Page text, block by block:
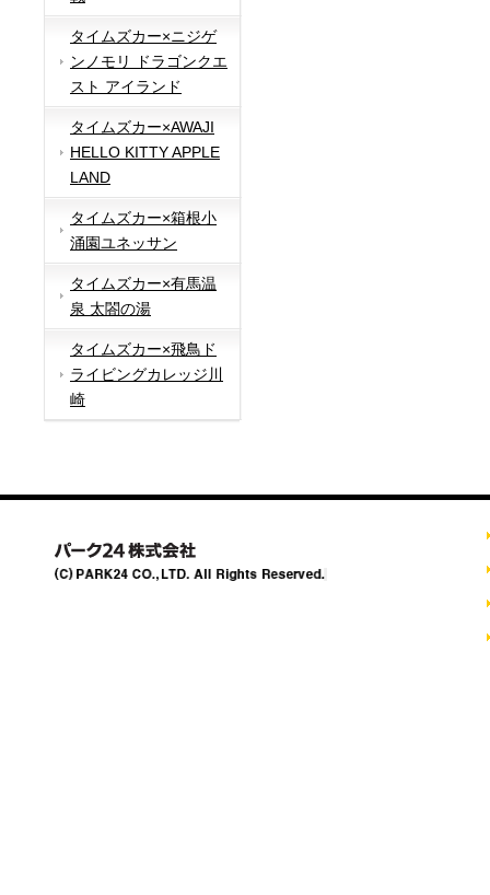
タイムズカー×ニジゲ
ンノモリ ドラゴンクエ
スト アイランド
タイムズカー×AWAJI
HELLO KITTY APPLE
LAND
タイムズカー×箱根小
涌園ユネッサン
タイムズカー×有馬温
泉 太閤の湯
タイムズカー×飛鳥ド
ライビングカレッジ川
崎